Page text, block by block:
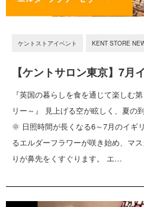
ケントストアイベント KENT STORE
【ケントサロン東京】7月
『英国の暮らしを食を通じて楽しむ
リー～』 見上げる空が眩しく、夏の
🌞 日照時間が長くなる6～7月のイギ
るエルダーフラワーが咲き始め、マ
りが鼻先をくすぐります。 エ…